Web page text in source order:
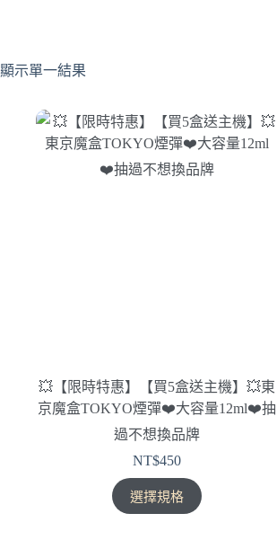
顯示單一結果
💥【限時特惠】【買5盒送主機】💥東
京魔盒TOKYO煙彈❤️‍大容量12ml❤️‍抽
過不想換品牌
NT$450
選擇規格
此
產